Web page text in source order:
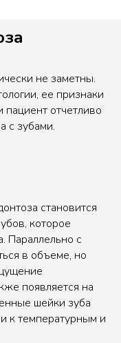
не заметны.
ее признаки
пациент отчетливо
с зубами.
становится
которое
Параллельно с
в объеме, но
появляется на
шейки зуба
к температурным и